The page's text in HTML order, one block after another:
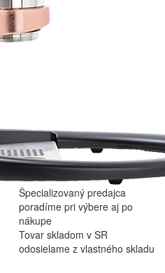
Špecializovaný predajca
poradíme pri výbere aj po
nákupe
Tovar skladom v SR
odosielame z vlastného skladu